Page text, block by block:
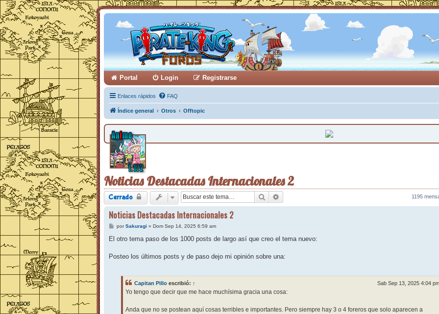
Portal Login Registrarse
Enlaces rápidos FAQ
Índice general Otros Offtopic
Noticias Destacadas Internacionales 2
Cerrado Buscar 1195
Noticias Destacadas Internacionales 2
M
n
j
porSakuragi » Dom Sep 14, 2025 6:59 am
El otro tema paso de los 1000 posts de largo así que creo el tema nuevo:
Posteo los últimos posts y de paso dejo mi opinión sobre una:
Capitan Pillo escribió: ↑ Sab Sep 13, 2025 4:04
Yo tengo que decir que me hace muchísima gracia una cosa:
Anda que no se postean aquí cosas terribles e importantes. Pero siempre hay 3 o 4 foreros que solo aparecen a